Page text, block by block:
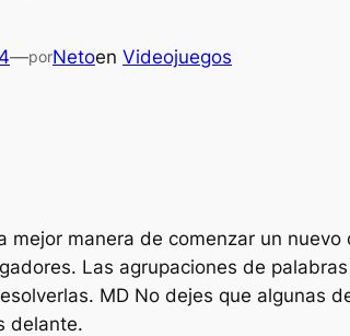
—porNetoen Videojuegos
mejor manera de comenzar un
Las agrupaciones de
MD No dejes que algunas
delante.